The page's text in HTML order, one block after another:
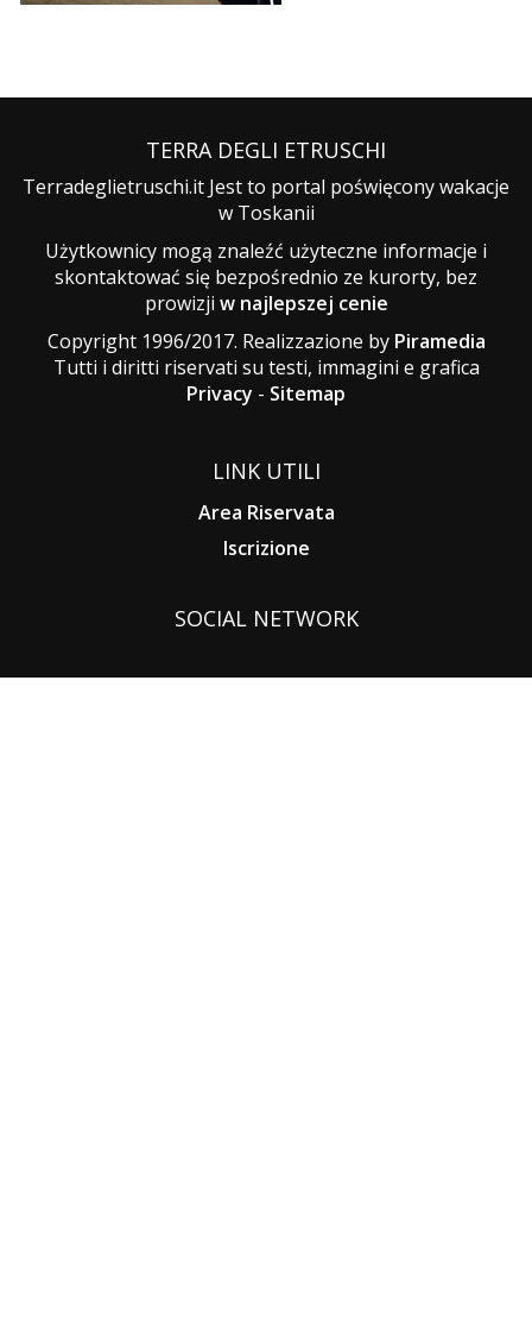
TERRA DEGLI ETRUSCHI
Terradeglietruschi.it Jest to portal poświęcony wakacje
w Toskanii
Użytkownicy mogą znaleźć użyteczne informacje i
skontaktować się bezpośrednio ze kurorty, bez
prowizji w najlepszej cenie
Copyright 1996/2017. Realizzazione by Piramedia
Tutti i diritti riservati su testi, immagini e grafica
Privacy - Sitemap
LINK UTILI
Area Riservata
Iscrizione
SOCIAL NETWORK